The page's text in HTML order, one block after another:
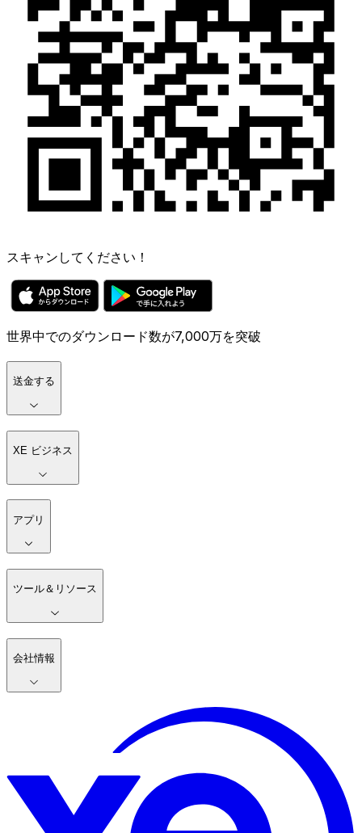
スキャンしてください！
世界中でのダウンロード数が7,000万を突破
送金する
XE ビジネス
アプリ
ツール＆リソース
会社情報